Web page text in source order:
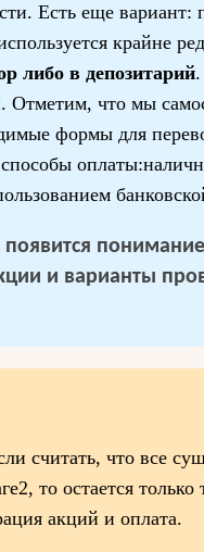
Есть еще вариант:
крайне
либо в депозитарий
Отметим, что мы
формы для
понимание
и варианты
считать, что все
то остается только
акций и оплата.